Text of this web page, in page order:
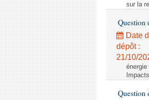
sur la
Question
Date
dépôt :
21/10/
Question